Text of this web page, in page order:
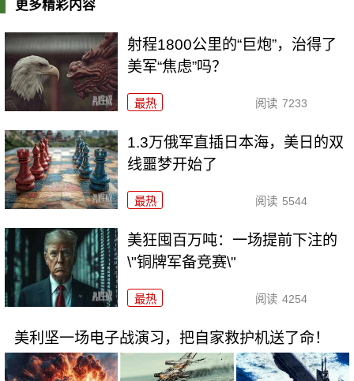
更多精彩内容
射程1800公里的“巨炮”，治得了
美军“焦虑”吗？
最热 阅读 7233
1.3万俄军直插日本海，美日的双
线噩梦开始了
最热 阅读 5544
美狂囤百万吨：一场提前下注的
\"铜牌军备竞赛\"
最热 阅读 4254
美利坚一场电子战演习，把自家救护机送了命！